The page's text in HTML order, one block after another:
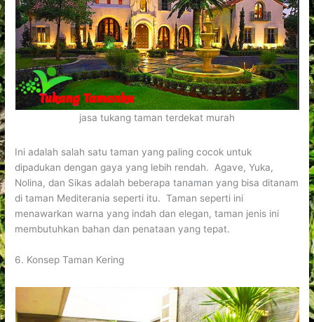
jasa tukang taman terdekat murah
Ini adalah salah satu taman yang paling cocok untuk
dipadukan dengan gaya yang lebih rendah. Agave, Yuka,
Nolina, dan Sikas adalah beberapa tanaman yang bisa ditanam
di taman Mediterania seperti itu. Taman seperti ini
menawarkan warna yang indah dan elegan, taman jenis ini
membutuhkan bahan dan penataan yang tepat.
6. Konsep Taman Kering